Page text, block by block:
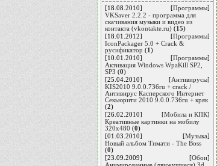
[18.08.2010] [Программы]
VKSaver 2.2.2 - программа для
скачивания музыки и видео из
контакта (vkontakte.ru) (15)
[18.01.2012]
[Программы]
IconPackager 5.0 + Crack &
русификатор (1 )
[10.01.2010]
[Программы]
Активация Windows WpaKill SP2,
SP3 (0)
[25.04.2010]
[Антивирусы]
KIS2010 9.0.0.736ru + сrack /
Антивирус Касперского Интернет
Секьюрити 2010 9.0.0.736ru + кряк
(2)
[26.02.2010]
[Мобила и КПК]
Креативные картинки на мобилу
320х480 (0)
[01.03.2010]
[Музыка]
Новый альбом Тимати - The Boss
(0)
[23.09.2009]
[Обои]